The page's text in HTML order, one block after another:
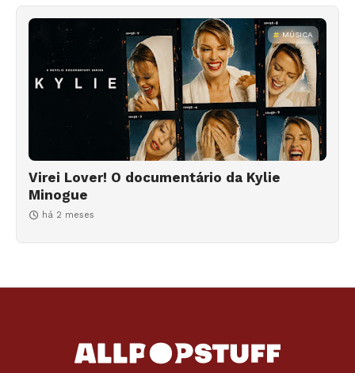
MÚSICA
Virei Lover! O documentário da Kylie
Minogue
há 2 meses